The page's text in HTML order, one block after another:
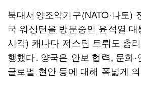
북대서양조약기구(NATO·나토)
국 워싱턴을 방문중인 윤석열
시각) 캐나다 저스틴 트뤼도 총
행했다. 양국은 안보 협력, 문화
글로벌 현안 등에 대해 폭넓게